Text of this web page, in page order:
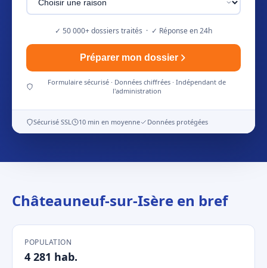
✓ 50 000+ dossiers traités · ✓ Réponse en 24h
Préparer mon dossier
Formulaire sécurisé · Données chiffrées · Indépendant de
l'administration
Sécurisé SSL 10 min en moyenne Données protégées
Châteauneuf-sur-Isère en bref
POPULATION
4 281 hab.